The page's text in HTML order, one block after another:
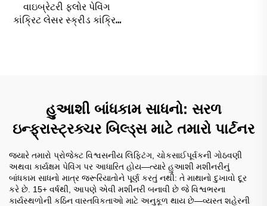
વાઇબ્રેટરી ફ્લોર પેવિંગ
કાંક્રિટ લેસર સ્ક્રીડ કાંક્રિટ
હુઆશી બાંધકામ સાધનો: સરળ
ઇન્ફ્રાસ્ટ્રક્ચર બિલ્ડ્સ માટે તમારો પાર્ટનર
જ્યારે તમારો પ્રોજેક્ટ વિશ્વસનીય લિફ્ટિંગ, ચોકસાઈપૂર્વકની ગોઠવણી
અથવા કાર્યક્ષમ પેવિંગ પર આધારિત હોય—ત્યારે હુઆશી મશીનરીનું
બાંધકામ સાધનો માત્ર જરૂરિયાતોને પૂર્ણ કરતું નથી: તે માથાનો દુખાવો દૂર
કરે છે. 15+ વર્ષથી, આપણે એવી મશીનરી બનાવી છે જે વિશ્વભરના
કાર્યસ્થળોની કઠિન વાસ્તવિકતાઓ માટે અનુકૂળ થાય છે—વ્યસ્ત શહેરની